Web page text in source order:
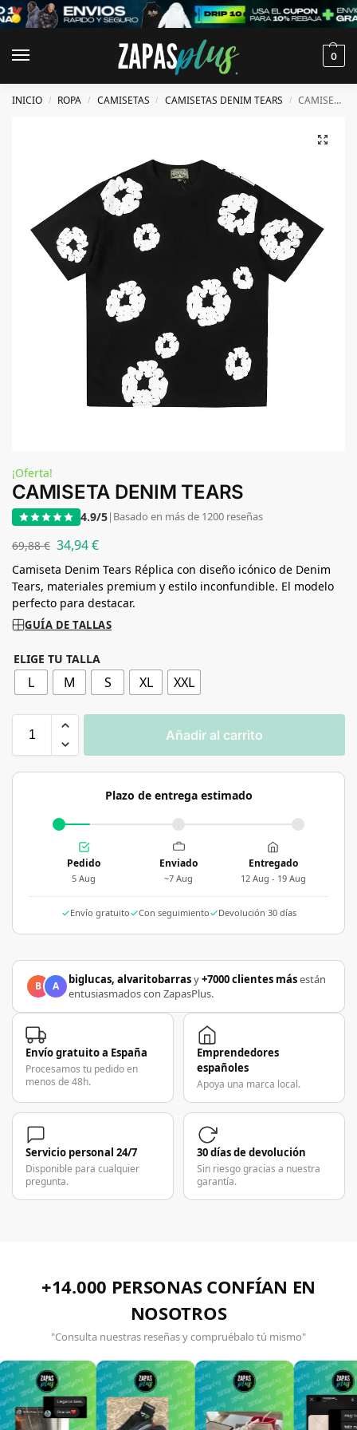
0
INICIO / ROPA / CAMISETAS / CAMISETAS DENIM TEARS / CAMISETA DENIM TEARS
¡Oferta!
CAMISETA DENIM TEARS
4.9/5| Basado en más de 1200 reseñas
69,88€ 34,94€
Camiseta Denim Tears Réplica con diseño icónico de Denim
Tears, materiales premium y estilo inconfundible. El modelo
perfecto para destacar.
GUÍA DE TALLAS
ELIGE TU TALLA
L M S XL XXL
Añadir al carrito
Plazo de entrega estimado
Pedido
5 Aug
Enviado
~7 Aug
Entregado
12 Aug - 19 Aug
Envío gratuito Con seguimiento Devolución 30 días
B A biglucas, alvaritobarrasy+7000 clientes másestán
entusiasmados con ZapasPlus.
Envío gratuito a España
Procesamos tu pedido en
menos de 48h.
Emprendedores
españoles
Apoya una marca local.
Servicio personal 24/7
Disponible para cualquier
pregunta.
30 días de devolución
Sin riesgo gracias a nuestra
garantía.
+14.000 PERSONAS CONFÍAN EN
NOSOTROS
"Consulta nuestras reseñas y compruébalo tú mismo"